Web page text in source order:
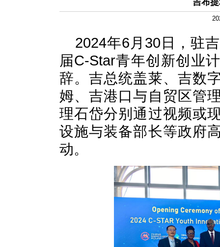
吉布
2024年6月30日，驻
届C-Star青年创新创业
辞。吉总统盖莱、吉数
姆、吉港口与自贸区管
理石岱分别通过视频或
设施与装备部长等政府
动。